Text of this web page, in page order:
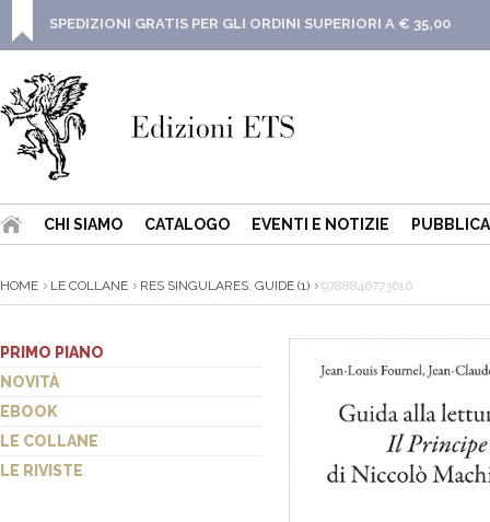
SPEDIZIONI GRATIS PER GLI ORDINI SUPERIORI A € 35,00
CHI SIAMO CATALOGO EVENTI E NOTIZIE
HOME LE COLLANE RES SINGULARES. GUIDE (1) 9788846773616
PRIMO PIANO
NOVITÀ
EBOOK
LE COLLANE
LE RIVISTE